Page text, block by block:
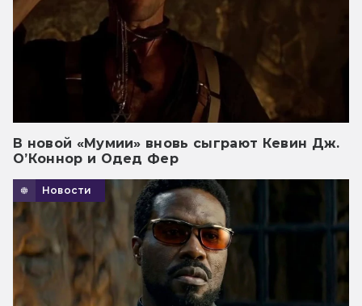
В новой «Мумии» вновь сыграют Кевин Дж.
О’Коннор и Одед Фер
Новости